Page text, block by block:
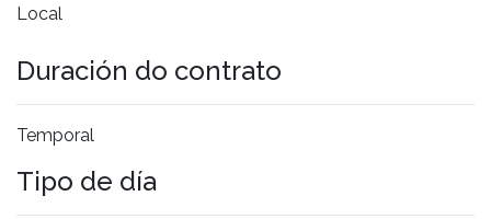
Local
Duración do contrato
Temporal
Tipo de día